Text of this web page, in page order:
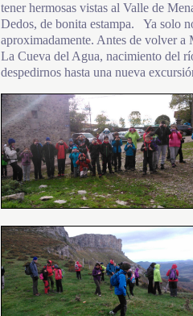
tener hermosas vistas al Valle de
Dedos, de bonita estampa. Ya solo
aproximadamente. Antes de volver a
La Cueva del Agua, nacimiento del
despedirnos hasta una nueva